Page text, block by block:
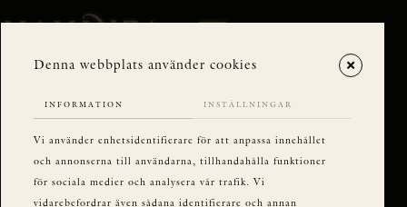
Denna webbplats använder cookies
INFORMATION INSTÄLLNINGAR
Vi använder enhetsidentifierare för att anpassa innehållet
och annonserna till användarna, tillhandahålla funktioner
för sociala medier och analysera vår trafik. Vi
vidarebefordrar även sådana identifierare och annan